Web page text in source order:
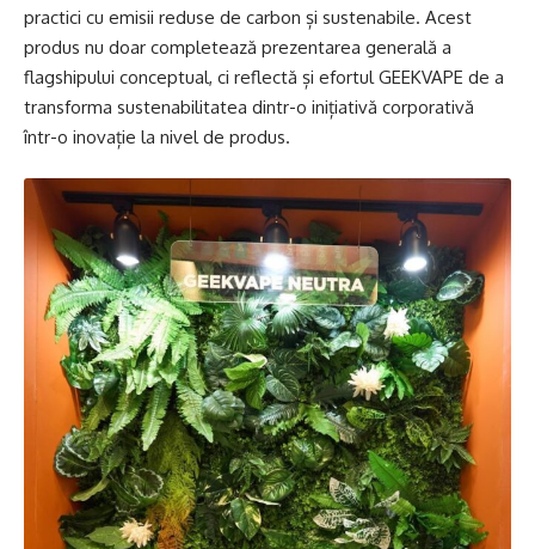
practici cu emisii reduse de carbon și sustenabile. Acest
produs nu doar completează prezentarea generală a
flagshipului conceptual, ci reflectă și efortul GEEKVAPE de a
transforma sustenabilitatea dintr-o inițiativă corporativă
într-o inovație la nivel de produs.